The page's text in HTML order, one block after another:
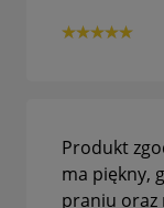
Produkt
ma piękny,
praniu oraz